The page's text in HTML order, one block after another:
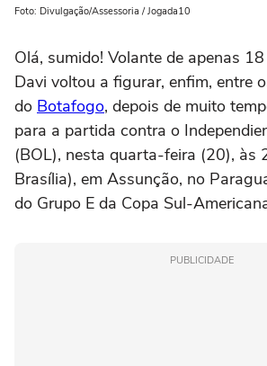
Foto: Divulgação/Assessoria / Jogada10
Olá, sumido! Volante de apenas
Davi voltou a figurar, enfim, entre
do Botafogo, depois de muito
para a partida contra o
(BOL), nesta quarta-feira (20), às
Brasília), em Assunção, no
do Grupo E da Copa Sul-
PUBLICIDADE